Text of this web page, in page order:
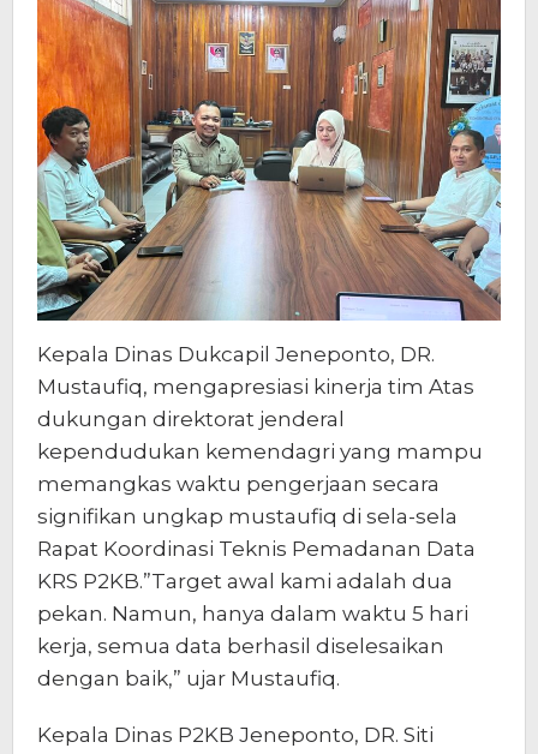
Kepala Dinas Dukcapil Jeneponto, DR.
Mustaufiq, mengapresiasi kinerja tim Atas
dukungan direktorat jenderal
kependudukan kemendagri yang mampu
memangkas waktu pengerjaan secara
signifikan ungkap mustaufiq di sela-sela
Rapat Koordinasi Teknis Pemadanan Data
KRS P2KB.”Target awal kami adalah dua
pekan. Namun, hanya dalam waktu 5 hari
kerja, semua data berhasil diselesaikan
dengan baik,” ujar Mustaufiq.
Kepala Dinas P2KB Jeneponto, DR. Siti